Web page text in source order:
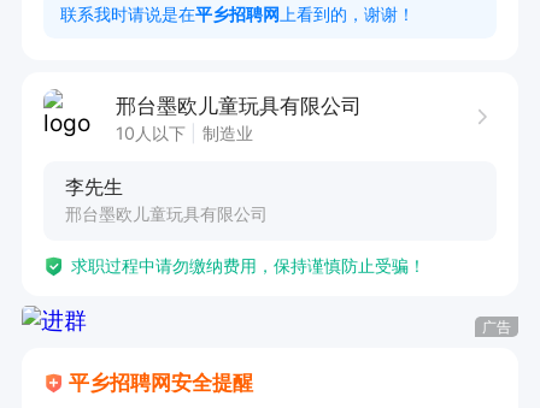
联系我时请说是在平乡招聘网 上看到的，谢谢！
邢台墨欧儿童玩具有限公司
10人以下 制造业
李先生
邢台墨欧儿童玩具有限公司
求职过程中请勿缴纳费用，保持谨慎防止受骗！
广告
平乡招聘网安全提醒